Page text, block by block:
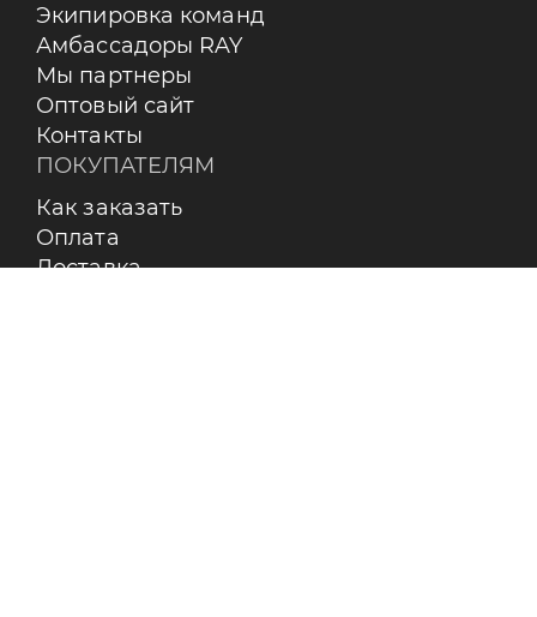
Экипировка команд
Амбассадоры RAY
Мы партнеры
Оптовый сайт
Контакты
ПОКУПАТЕЛЯМ
Как заказать
Оплата
Доставка